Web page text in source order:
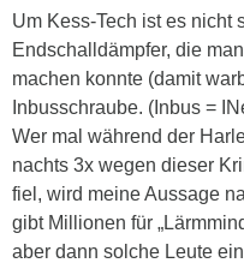
Um Kess-Tech ist es nicht
Endschalldämpfer, die
machen konnte (damit
Inbusschraube. (Inbus =
Wer mal während der
nachts 3x wegen dieser
fiel, wird meine Aussage
gibt Millionen für
aber dann solche Leute